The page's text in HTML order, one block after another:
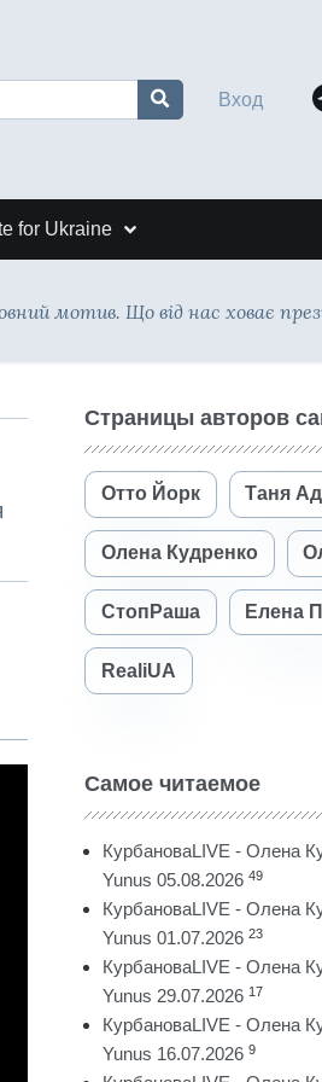
Вход
for Ukraine
мотив. Що від нас ховає
Страницы авторов
Отто Йорк Таня
Олена Кудренко
СтопРаша Елена
RealiUA
Самое читаемое
КурбановаLIVE - Олена
Yunus 05.08.2026 49
КурбановаLIVE - Олена
Yunus 01.07.2026 23
КурбановаLIVE - Олена
Yunus 29.07.2026 17
КурбановаLIVE - Олена
Yunus 16.07.2026 9